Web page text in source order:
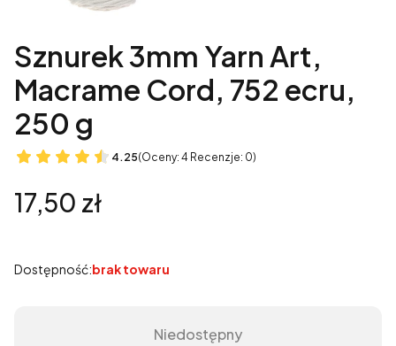
Sznurek 3mm Yarn Art,
Macrame Cord, 752 ecru,
250 g
4.25(Oceny: 4 Recenzje: 0)
Cena
17,50 zł
Dostępność:brak towaru
Niedostępny